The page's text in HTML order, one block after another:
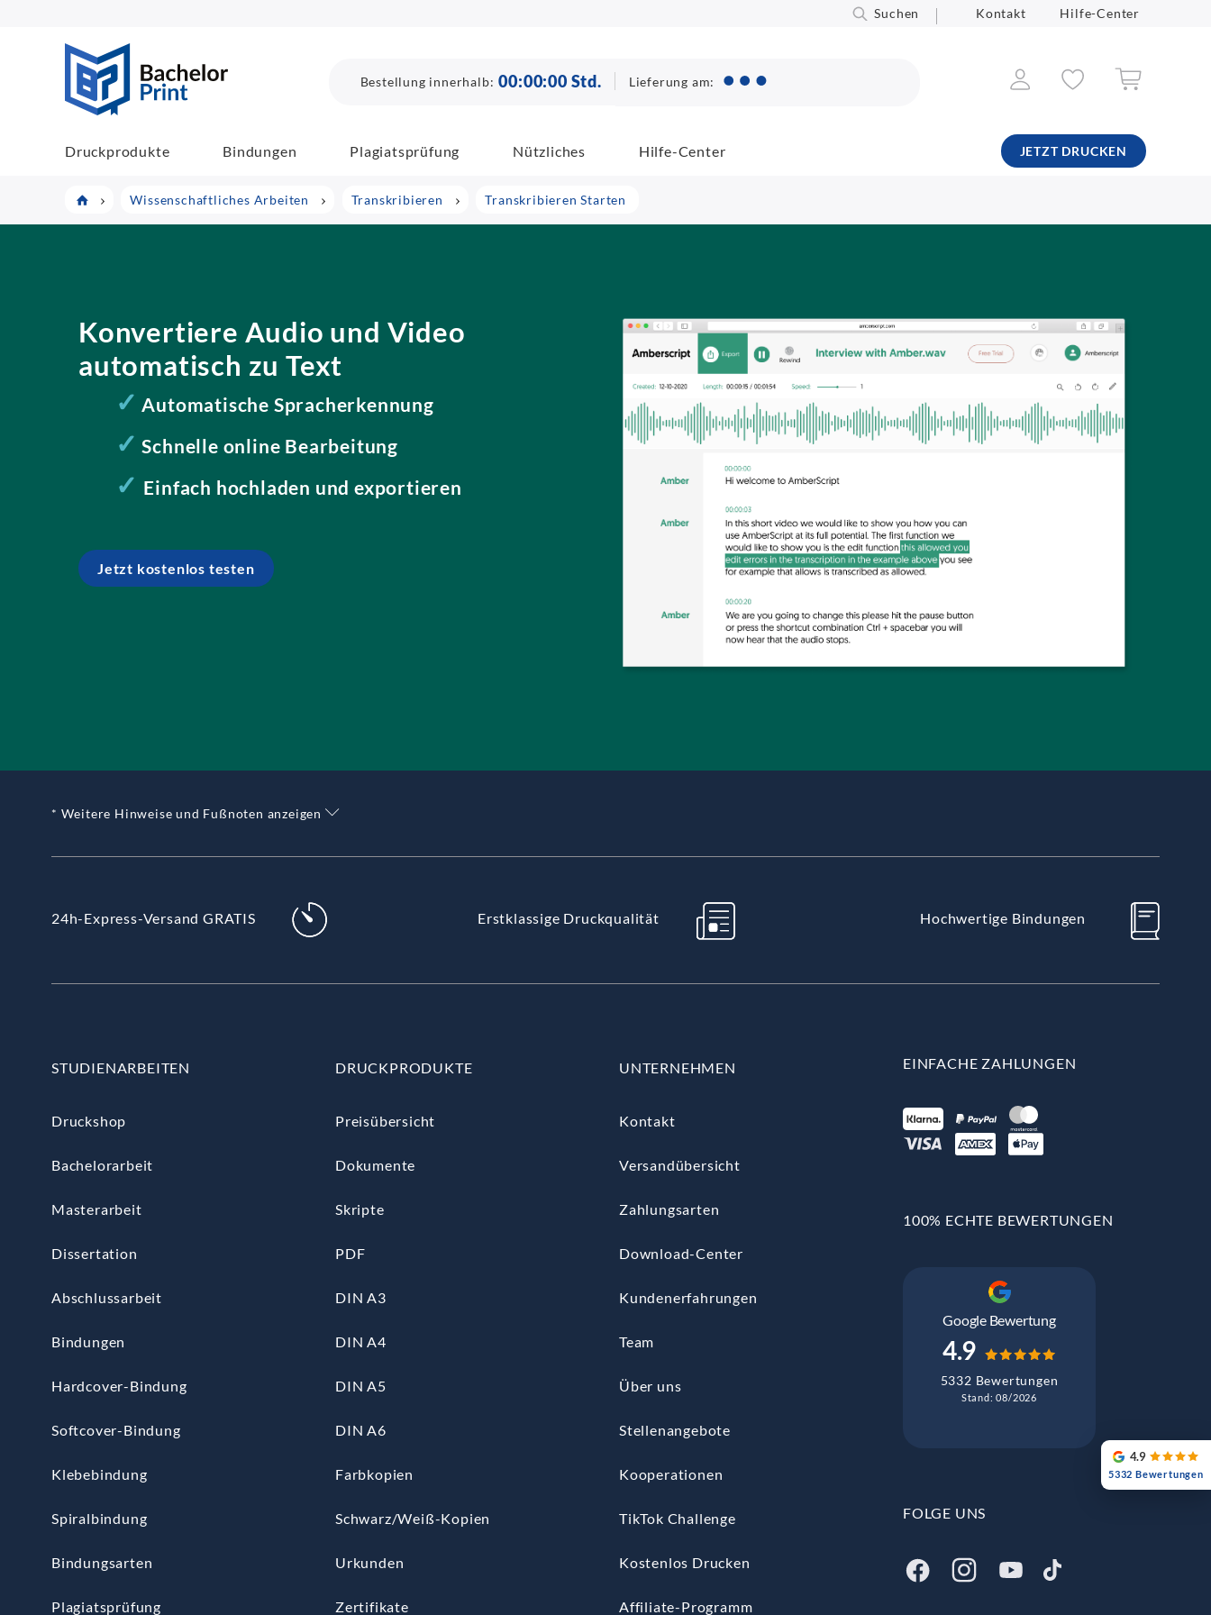
Suchen Kontakt Hilfe-Center
Bestellung innerhalb: 00:00:00 Std. Lieferung am:
Druckprodukte Bindungen Plagiatsprüfung Nützliches Hilfe-Center JETZT DRUCKEN
Wissenschaftliches Arbeiten Transkribieren Transkribieren Starten
Konvertiere Audio und Video
automatisch zu Text
✓ Automatische Spracherkennung
✓ Schnelle online Bearbeitung
✓ Einfach hochladen und exportieren
Jetzt kostenlos testen
* Weitere Hinweise und Fußnoten anzeigen
24h-Express-Versand GRATIS Erstklassige Druckqualität Hochwertige Bindungen
STUDIENARBEITEN
Druckshop
Bachelorarbeit
Masterarbeit
Dissertation
Abschlussarbeit
Bindungen
Hardcover-Bindung
Softcover-Bindung
Klebebindung
Spiralbindung
Bindungsarten
Plagiatsprüfung
DRUCKPRODUKTE
Preisübersicht
Dokumente
Skripte
PDF
DIN A3
DIN A4
DIN A5
DIN A6
Farbkopien
Schwarz/Weiß-Kopien
Urkunden
Zertifikate
UNTERNEHMEN
Kontakt
Versandübersicht
Zahlungsarten
Download-Center
Kundenerfahrungen
Team
Über uns
Stellenangebote
Kooperationen
TikTok Challenge
Kostenlos Drucken
Affiliate-Programm
EINFACHE ZAHLUNGEN
100% ECHTE BEWERTUNGEN
Google Bewertung
4.9
5332 Bewertungen
Stand: 08/2026
FOLGE UNS
4.9
5332 Bewertungen